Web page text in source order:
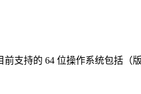
支持的 64 位操作系统包括（